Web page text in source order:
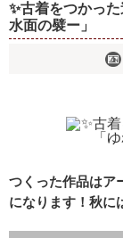
✨古着をつかっ
水面の襞ー」
つくった作品はア
になります！秋に